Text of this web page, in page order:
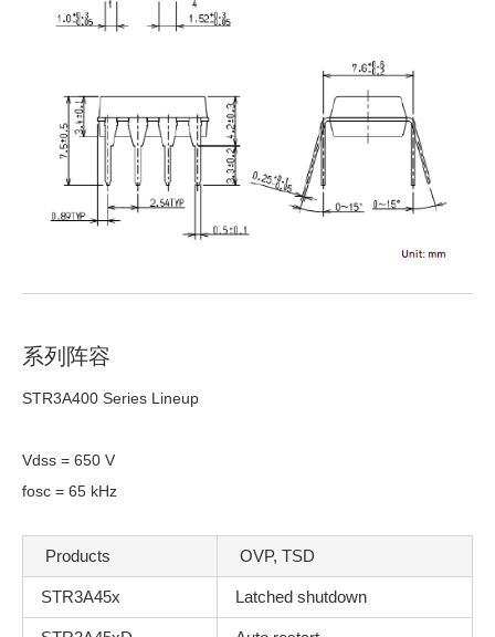
系列阵容
STR3A400 Series Lineup
Vdss = 650 V
fosc = 65 kHz
Products OVP, TSD
STR3A45x Latched shutdown